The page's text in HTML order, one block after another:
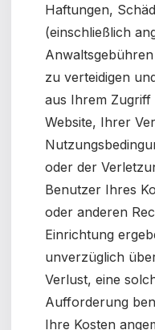
Haftungen,
(einschließlich
zu verteidigen
aus Ihrem
Website, Ihrer
oder der
Benutzer Ihres
oder anderen
Einrichtung
unverzüglich
Verlust, eine
Aufforderung
Ihre Kosten